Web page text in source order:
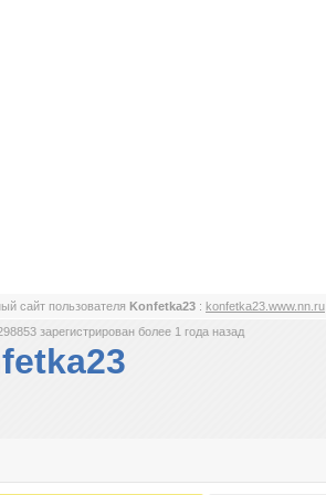
сайт пользователя Konfetka23 : konfetka23.www.nn.ru
зарегистрирован более 1 года назад